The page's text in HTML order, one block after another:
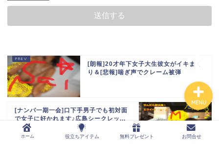
[朗報]20才年下女子大生彼女がイキまく
り＆[悲報]喘ぎ声でクレーム被弾
[ナンパ一期一会]口下手男子でも初対面
で女子に好かれます♪広島シークレッ...
ホーム 役立ちアイテム 無料プレゼント お問合せ
MENU
無料プレゼント